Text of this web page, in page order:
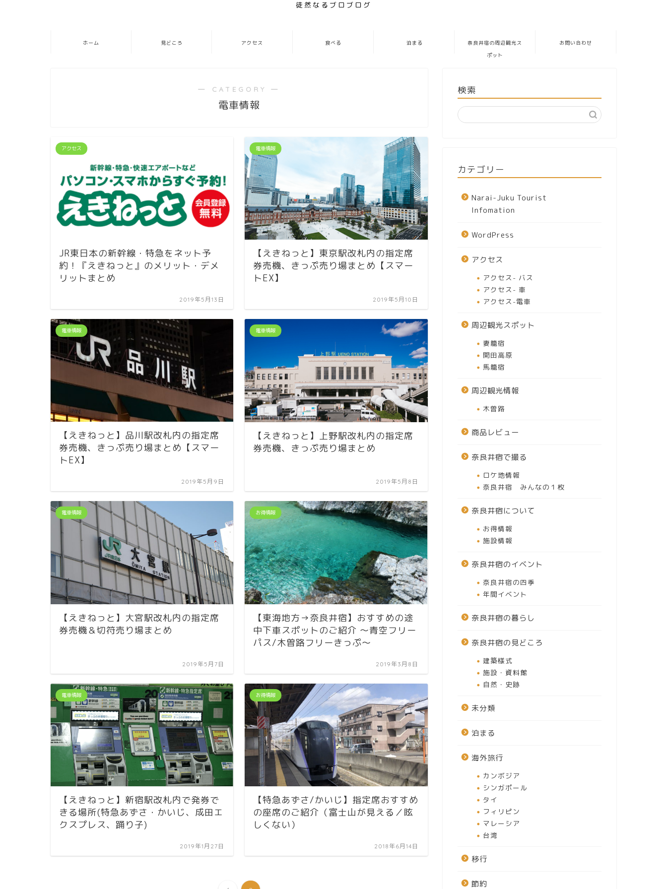
徒然なるブロブログ
ホーム 見どころ アクセス 食べる 泊まる
奈良井宿の周辺観光ス
ポット
お問い合わせ
― CATEGORY ―
電車情報
アクセス
JR東日本の新幹線・特急をネット予
約！『えきねっと』のメリット・デメ
リットまとめ
2019年5月13日
電車情報
【えきねっと】東京駅改札内の指定席
券売機、きっぷ売り場まとめ【スマー
トEX】
2019年5月10日
電車情報
【えきねっと】品川駅改札内の指定席
券売機、きっぷ売り場まとめ【スマー
トEX】
2019年5月9日
電車情報
【えきねっと】上野駅改札内の指定席
券売機、きっぷ売り場まとめ
2019年5月8日
電車情報
【えきねっと】大宮駅改札内の指定席
券売機＆切符売り場まとめ
2019年5月7日
お得情報
【東海地方→奈良井宿】おすすめの途
中下車スポットのご紹介 〜青空フリー
パス/木曽路フリーきっぷ〜
2019年3月8日
電車情報
【えきねっと】新宿駅改札内で発券で
きる場所(特急あずさ・かいじ、成田エ
クスプレス、踊り子)
2019年1月27日
お得情報
【特急あずさ/かいじ】指定席おすすめ
の座席のご紹介（富士山が見える／眩
しくない）
2018年6月14日
検索
カテゴリー
Narai-Juku Tourist
Infomation
WordPress
アクセス
アクセス- バス
アクセス- 車
アクセス-電車
周辺観光スポット
妻籠宿
開田高原
馬籠宿
周辺観光情報
木曽路
商品レビュー
奈良井宿で撮る
ロケ地情報
奈良井宿 みんなの１枚
奈良井宿について
お得情報
施設情報
奈良井宿のイベント
奈良井宿の四季
年間イベント
奈良井宿の暮らし
奈良井宿の見どころ
建築様式
施設・資料館
自然・史跡
未分類
泊まる
海外旅行
カンボジア
シンガポール
タイ
フィリピン
マレーシア
台湾
移行
節約